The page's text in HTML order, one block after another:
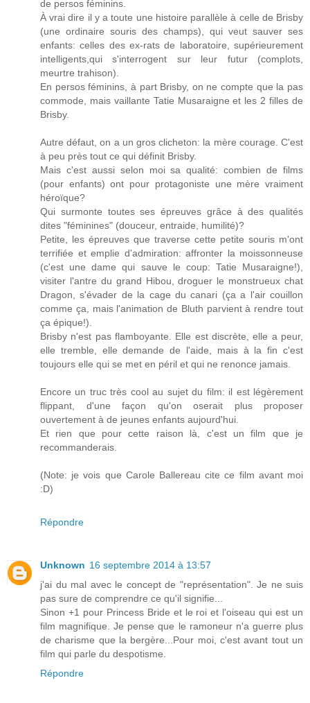
de persos féminins.
À vrai dire il y a toute une histoire parallèle à celle de Brisby
(une ordinaire souris des champs), qui veut sauver ses
enfants: celles des ex-rats de laboratoire, supérieurement
intelligents,qui s'interrogent sur leur futur (complots,
meurtre trahison).
En persos féminins, à part Brisby, on ne compte que la pas
commode, mais vaillante Tatie Musaraigne et les 2 filles de
Brisby.
Autre défaut, on a un gros clicheton: la mère courage. C'est
à peu près tout ce qui définit Brisby.
Mais c'est aussi selon moi sa qualité: combien de films
(pour enfants) ont pour protagoniste une mère vraiment
héroïque?
Qui surmonte toutes ses épreuves grâce à des qualités
dites "féminines" (douceur, entraide, humilité)?
Petite, les épreuves que traverse cette petite souris m'ont
terrifiée et emplie d'admiration: affronter la moissonneuse
(c'est une dame qui sauve le coup: Tatie Musaraigne!),
visiter l'antre du grand Hibou, droguer le monstrueux chat
Dragon, s'évader de la cage du canari (ça a l'air couillon
comme ça, mais l'animation de Bluth parvient à rendre tout
ça épique!).
Brisby n'est pas flamboyante. Elle est discrète, elle a peur,
elle tremble, elle demande de l'aide, mais à la fin c'est
toujours elle qui se met en péril et qui ne renonce jamais.
Encore un truc très cool au sujet du film: il est légèrement
flippant, d'une façon qu'on oserait plus proposer
ouvertement à de jeunes enfants aujourd'hui.
Et rien que pour cette raison là, c'est un film que je
recommanderais.
(Note: je vois que Carole Ballereau cite ce film avant moi
:D)
Répondre
Unknown 16 septembre 2014 à 13:57
j'ai du mal avec le concept de "représentation". Je ne suis
pas sure de comprendre ce qu'il signifie...
Sinon +1 pour Princess Bride et le roi et l'oiseau qui est un
film magnifique. Je pense que le ramoneur n'a guerre plus
de charisme que la bergère...Pour moi, c'est avant tout un
film qui parle du despotisme.
Répondre